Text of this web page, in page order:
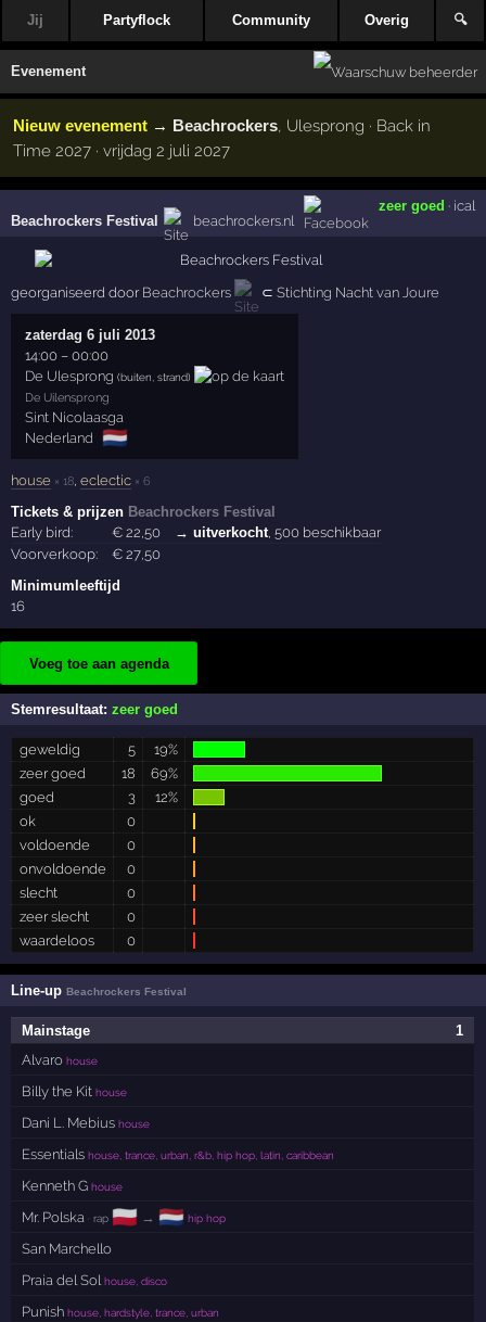
Jij Partyflock Community Overig 🔍
Evenement
Nieuw evenement → Beachrockers, Ulesprong · Back in
Time 2027 · vrijdag 2 juli 2027
Beachrockers Festival beachrockers.nl
zeer goed · ical
georganiseerd door Beachrockers ⊂Stichting Nacht van Joure
zaterdag 6 juli 2013
14:00 –00:00
De Ulesprong (buiten, strand)
De Uilensprong
Sint Nicolaasga
Nederland
🇳🇱
house × 18 ,eclectic × 6
Tickets & prijzen Beachrockers Festival
Early bird:
€22,50 → uitverkocht, 500 beschikbaar
Voorverkoop:
€27,50
Minimumleeftijd
16
Voeg toe aan agenda
Stemresultaat:zeer goed
geweldig 5
19%
zeer goed
18
69%
goed
3
12%
ok
0
voldoende
0
onvoldoende
0
slecht
0
zeer slecht
0
waardeloos
0
Line-upBeachrockers Festival
1
Mainstage
Alvaro house
Billy the Kit house
Dani L. Mebius house
Essentials house, trance, urban, r&b, hip hop, latin, caribbean
Kenneth G house
Mr. Polska · rap 🇵🇱 → 🇳🇱 hip hop
San Marchello
Praia del Sol house, disco
Punish house, hardstyle, trance, urban